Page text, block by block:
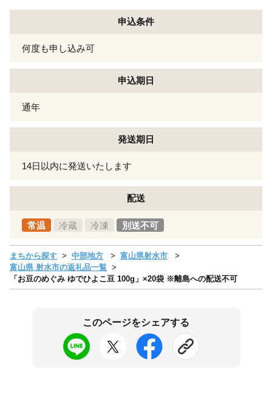
申込条件
何度も申し込み可
申込期日
通年
発送期日
14日以内に発送いたします
配送
常温 冷蔵 冷凍 別送不可
まちから探す 中部地方
富山県射水市
富山県 射水市の返礼品一覧
「お豆のめぐみ ゆでひよこ豆 100g」×20袋 ※離島への配送不可
このページをシェアする